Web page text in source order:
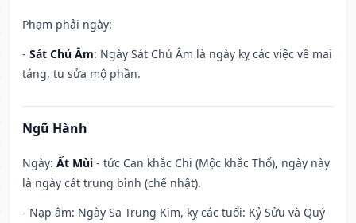
Phạm phải ngày:
- Sát Chủ Âm: Ngày Sát Chủ Âm là ngày kỵ các việc về mai
táng, tu sửa mộ phần.
Ngũ Hành
Ngày: Ất Mùi - tức Can khắc Chi (Mộc khắc Thổ), ngày này
là ngày cát trung bình (chế nhật).
- Nạp âm: Ngày Sa Trung Kim, kỵ các tuổi: Kỷ Sửu và Quý